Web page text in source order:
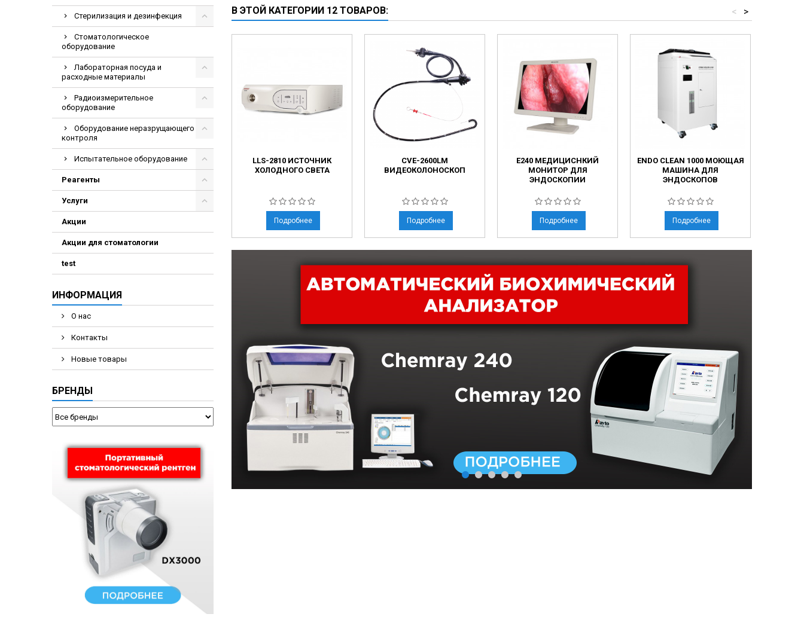
Стерилизация и дезинфекция
Стоматологическое
оборудование
Лабораторная посуда и
расходные материалы
Радиоизмерительное
оборудование
Оборудование неразрущающего
контроля
Испытательное оборудование
Реагенты
Услуги
Акции
Акции для стоматологии
test
ИНФОРМАЦИЯ
О нас
Контакты
Новые товары
БРЕНДЫ
В ЭТОЙ КАТЕГОРИИ 12 ТОВАРОВ: >
<
LLS-2810 ИСТОЧНИК
ХОЛОДНОГО СВЕТА
Подробнее
CVE-2600LM
ВИДЕОКОЛОНОСКОП
Подробнее
E240 МЕДИЦИСНКИЙ
МОНИТОР ДЛЯ
ЭНДОСКОПИИ
Подробнее
ENDO CLEAN 1000 МОЮЩАЯ
МАШИНА ДЛЯ
ЭНДОСКОПОВ
Подробнее